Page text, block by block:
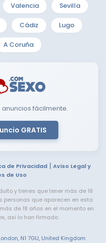
Valencia Sevilla
Cádiz Lugo
A Coruña
fácilmente.
GRATIS
de Privacidad| Aviso Legal y
de Uso
y tienes que tener más de 18
personas que aparecen en esta
de 18 años en el momento en
asi lo han firmado.
N1 7GU, United Kingdom